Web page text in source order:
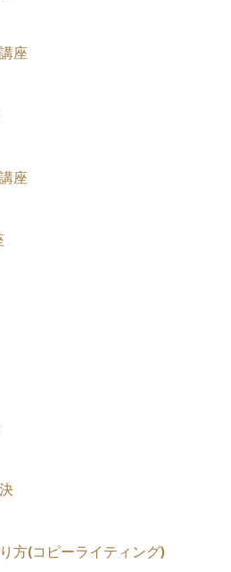
座
座
方(コピーライティング)